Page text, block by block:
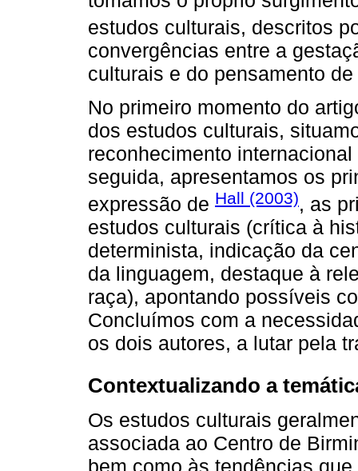
estudos culturais, descritos
convergências entre a
culturais e do pensamento
No primeiro momento do
dos estudos culturais,
reconhecimento
seguida, apresentamos os
expressão de Hall (2003), as
estudos culturais (crítica à
determinista, indicação da
da linguagem, destaque à
raça), apontando possíveis
Concluímos com a
os dois autores, a lutar pela
Contextualizando a
Os estudos culturais
associada ao Centro de
bem como às tendências